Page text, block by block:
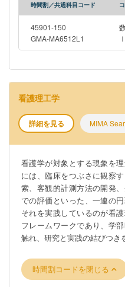
時間割／共通科目コード
45901-150
GMA-MA6512L1
Ⅰ
看護理工学
詳細を見る MIMA
看護学が対象とする現象を
には、臨床をつぶさに観察
索、客観的計測方法の開発
での評価といった、一連の
それを実践しているのが看
フレームワークであり、学
触れ、研究と実践の結びつき
時間割コードを閉じる